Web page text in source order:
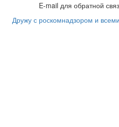
E-mail для обратной
Дружу с роскомнадзором и